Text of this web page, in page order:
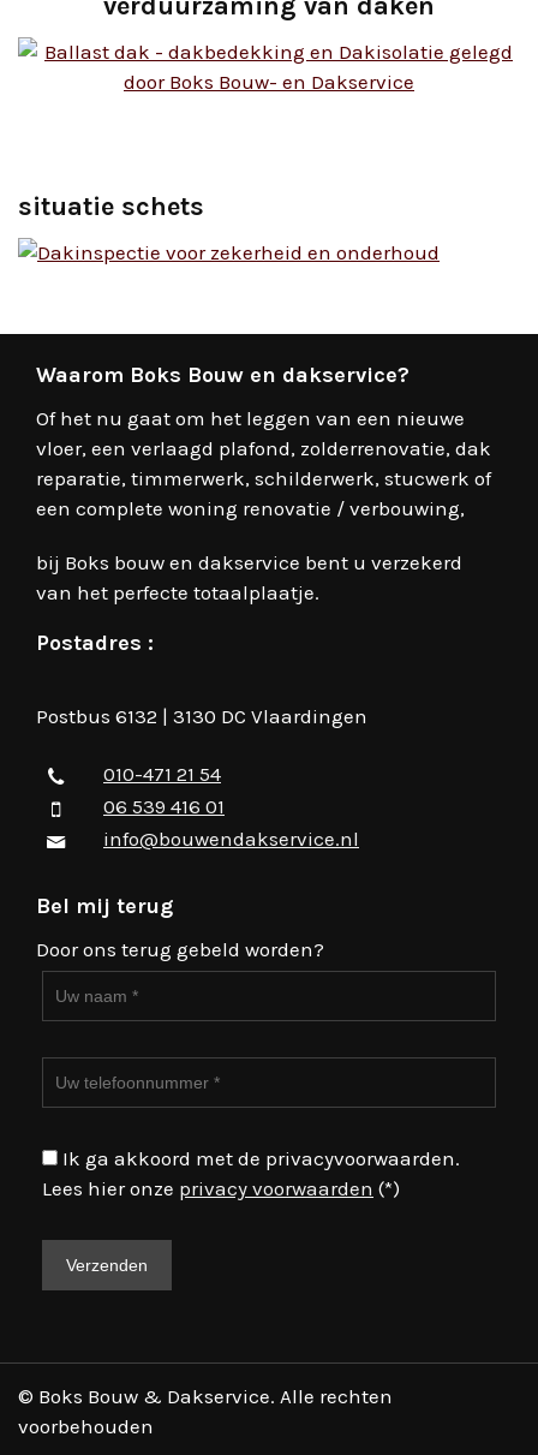
situatie schets
Waarom Boks Bouw en dakservice?
Of het nu gaat om het leggen van een nieuwe
vloer, een verlaagd plafond, zolderrenovatie, dak
reparatie, timmerwerk, schilderwerk, stucwerk of
een complete woning renovatie / verbouwing,
bij Boks bouw en dakservice bent u verzekerd
van het perfecte totaalplaatje.
Postadres :
Postbus 6132 | 3130 DC Vlaardingen
010-471 21 54
06 539 416 01
info@bouwendakservice.nl
Bel mij terug
Door ons terug gebeld worden?
Ik ga akkoord met de privacyvoorwaarden.
Lees hier onze privacy voorwaarden (*)
© Boks Bouw & Dakservice. Alle rechten
voorbehouden